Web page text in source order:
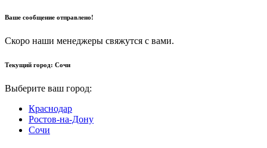
Ваше сообщение отправлено!
Скоро наши менеджеры свяжутся с вами.
Текущий город: Сочи
Выберите ваш город:
Краснодар
Ростов-на-Дону
Сочи